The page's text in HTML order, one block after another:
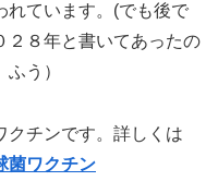
れています。(でも後で
２８年と書いてあったの
う）
クチンです。詳しくは
菌ワクチン